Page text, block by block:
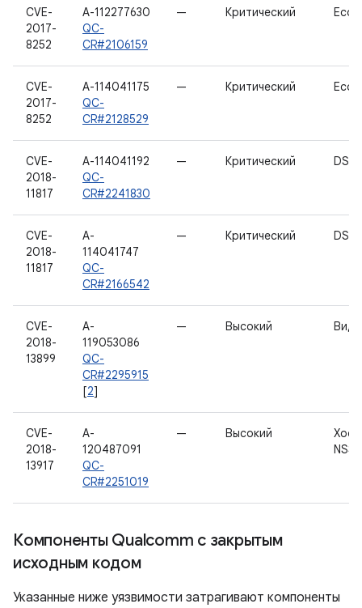
CVE-
2017-
8252
A-112277630
QC-
CR#2106159
— Критический
CVE-
2017-
8252
A-114041175
QC-
CR#2128529
— Критический
CVE-
2018-
11817
A-114041192
QC-
CR#2241830
— Критический
CVE-
2018-
11817
A-
114041747
QC-
CR#2166542
— Критический
CVE-
2018-
13899
A-
119053086
QC-
CR#2295915
[2]
— Высокий
CVE-
2018-
13917
A-
120487091
QC-
CR#2251019
— Высокий
Хост
NSS
Компоненты Qualcomm с закрытым
исходным кодом
Указанные ниже уязвимости затрагивают компоненты